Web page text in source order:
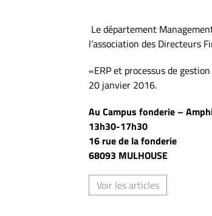
Le département
l’association des Directeurs
«ERP et processus de
20 janvier 2016.
Au Campus fonderie –
13h30-17h30
16 rue de la fonderie
68093 MULHOUSE
Voir les articles